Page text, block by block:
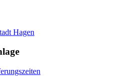
Hagen